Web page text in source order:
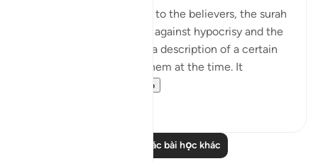
After this double address to the believers, the surah
begins its hard campaign against hypocrisy and the
hypocrites, starting with a description of a certain
condition pertaining to them at the time. It
Xem tiếp
Đọc thêm các bài học khác